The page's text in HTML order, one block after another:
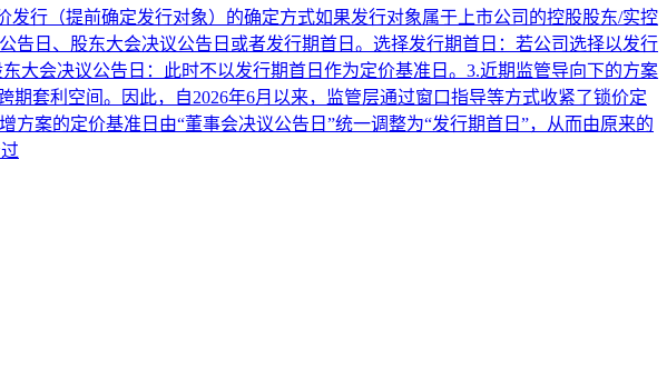
行（提前确定发行对象）的确定方式如果发行对象属于上市公司的控股股东/实控
日、股东大会决议公告日或者发行期首日。选择发行期首日：若公司选择以发行
大会决议公告日：此时不以发行期首日作为定价基准日。3.近期监管导向下的方案
套利空间。因此，自2026年6月以来，监管层通过窗口指导等方式收紧了锁价定
案的定价基准日由“董事会决议公告日”统一调整为“发行期首日”，从而由原来的